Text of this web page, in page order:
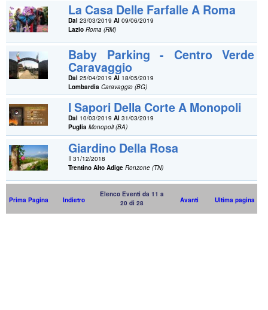
La Casa Delle Farfalle A Roma
Dal 23/03/2019Al 09/06/2019
Lazio Roma (RM)
Baby Parking - Centro Verde
Caravaggio
Dal 25/04/2019Al 18/05/2019
Lombardia Caravaggio (BG)
I Sapori Della Corte A Monopoli
Dal 10/03/2019Al 31/03/2019
Puglia Monopoli (BA)
Giardino Della Rosa
Il 31/12/2018
Trentino Alto Adige Ronzone (TN)
Prima Pagina Indietro
Elenco Eventi da 11 a
20 di 28
Avanti Ultima pagina